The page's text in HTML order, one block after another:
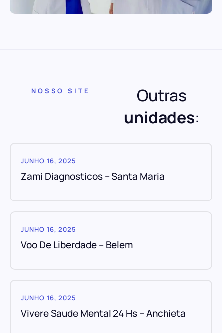
NOSSO SITE
Outras
unidades:
JUNHO 16, 2025
Zami Diagnosticos – Santa Maria
JUNHO 16, 2025
Voo De Liberdade – Belem
JUNHO 16, 2025
Vivere Saude Mental 24 Hs – Anchieta